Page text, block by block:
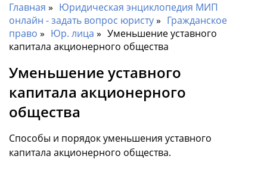
Главная
Юридическая энциклопедия МИП
онлайн - задать вопрос юристу
Гражданское
право
Юр. лица
Уменьшение уставного
капитала акционерного общества
Уменьшение уставного
капитала акционерного
общества
Способы и порядок уменьшения уставного
капитала акционерного общества.